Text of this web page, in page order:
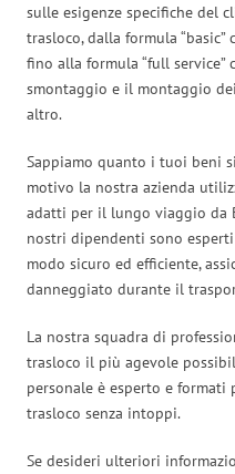
sulle esigenze specifiche del
trasloco, dalla formula
fino alla formula “full service”
smontaggio e il montaggio
altro.
Sappiamo quanto i tuoi beni
motivo la nostra azienda
adatti per il lungo viaggio da
nostri dipendenti sono
modo sicuro ed efficiente,
danneggiato durante il
La nostra squadra di
trasloco il più agevole
personale è esperto e formati
trasloco senza intoppi.
Se desideri ulteriori